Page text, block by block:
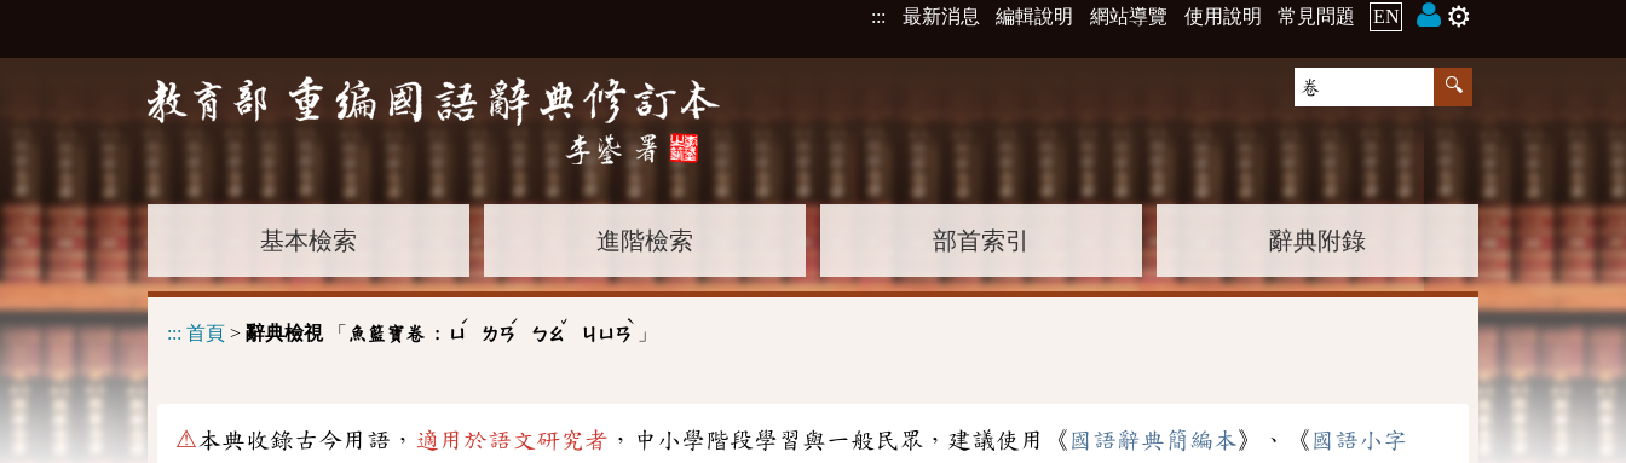
::: 最新消息 編輯說明 網站導覽 使用說明 常見問題 EN ⚙️
基本檢索 進階檢索 部首索引 辭典附錄
::: 首頁 > 辭典檢視「 魚籃寶卷 : ㄩ
ˊ
ㄌㄢ
ˊ
ㄅㄠ
ˇ
ㄐㄩㄢ
ˋ
」
⚠本典收錄古今用語， 適用於語文研究者 ，中小學階段學習與一般民眾，建議使用《 國語辭典簡編本》、《 國語小字